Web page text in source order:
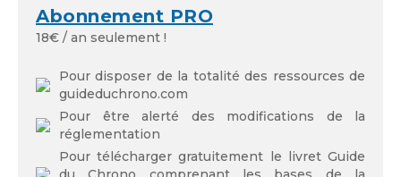
Abonnement PRO
18€ / an seulement !
Pour disposer de la totalité des ressources de
guideduchrono.com
Pour être alerté des modifications de la
réglementation
Pour télécharger gratuitement le livret Guide
Mot de passe
Se souvenir de moi